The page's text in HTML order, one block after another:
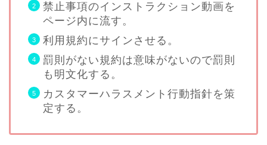
禁止事項のインストラクション動画を
ページ内に流す。
利用規約にサインさせる。
罰則がない規約は意味がないので罰則
も明文化する。
カスタマーハラスメント行動指針を策
定する。